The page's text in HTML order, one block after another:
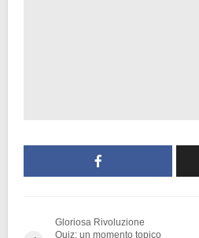
Gloriosa Rivoluzione
Quiz: un momento topico